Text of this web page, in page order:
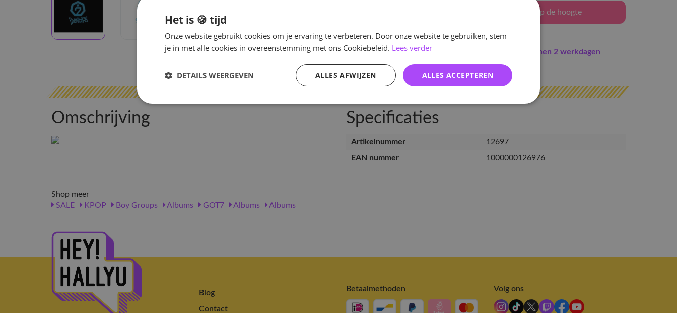
Houd mij op de hoogte
binnen 2 werkdagen
verzonden
Omschrijving Specificaties
Artikelnummer
12697
EAN nummer
1000000126976
Shop meer
SALE
KPOP Boy Groups Albums GOT7 Albums Albums
Blog
Contact
Betaalmethoden Volg ons
Het is 🍪 tijd
Onze website gebruikt cookies om je ervaring te verbeteren. Door onze website te gebruiken, stem
je in met alle cookies in overeenstemming met ons Cookiebeleid. Lees verder
ALLES ACCEPTEREN
ALLES AFWIJZEN
DETAILS WEERGEVEN